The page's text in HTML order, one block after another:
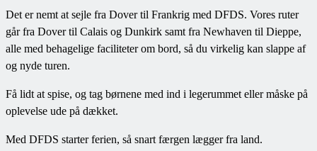
Det er nemt at sejle fra Dover til Frankrig med DFDS. Vores ruter
går fra Dover til Calais og Dunkirk samt fra Newhaven til Dieppe,
alle med behagelige faciliteter om bord, så du virkelig kan slappe af
og nyde turen.
Få lidt at spise, og tag børnene med ind i legerummet eller måske på
oplevelse ude på dækket.
Med DFDS starter ferien, så snart færgen lægger fra land.